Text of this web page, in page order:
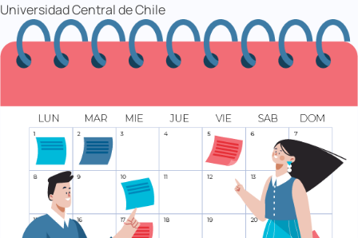
Universidad Central de Chile